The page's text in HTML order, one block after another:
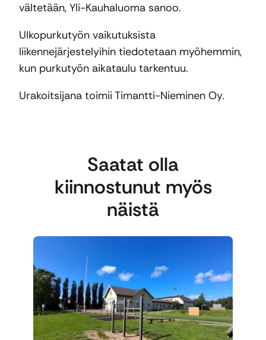
vältetään, Yli-Kauhaluoma sanoo.
Ulkopurkutyön vaikutuksista
liikennejärjestelyihin tiedotetaan myöhemmin,
kun purkutyön aikataulu tarkentuu.
Urakoitsijana toimii Timantti-Nieminen Oy.
Saatat olla
kiinnostunut myös
näistä